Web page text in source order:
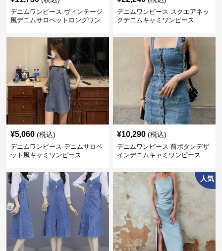
デニムワンピース ヴィンテージ
風デニムサロペットロングワン
デニムワンピース スクエアネッ
クデニムキャミワンピース
¥5,060 (税込)
デニムワンピース デニムサロペ
ット風キャミワンピース
¥10,290 (税込)
デニムワンピース 前ボタンデザ
インデニムキャミワンピース
人気